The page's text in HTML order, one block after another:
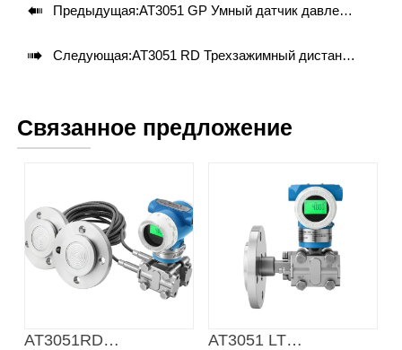
 Предыдущая:AT3051 GP Умный датчик давления
 Следующая:AT3051 RD Трехзажимный дистанционный датчик уровня
Связанное предложение
AT3051RD
AT3051 LT